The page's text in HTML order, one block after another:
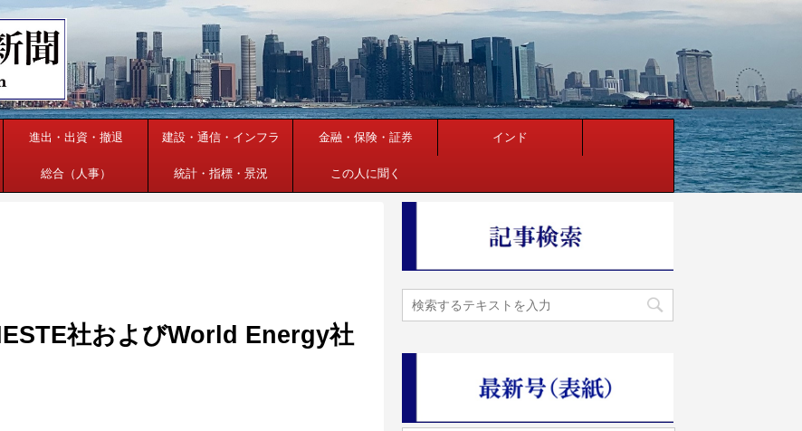
進出・出資・撤退 建設・通信・インフラ 金融・保険・証券 インド
総合（人事） 統計・指標・景況 この人に聞く
社およびWorld Energy社